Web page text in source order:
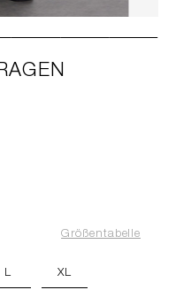
Größentabelle
L XL